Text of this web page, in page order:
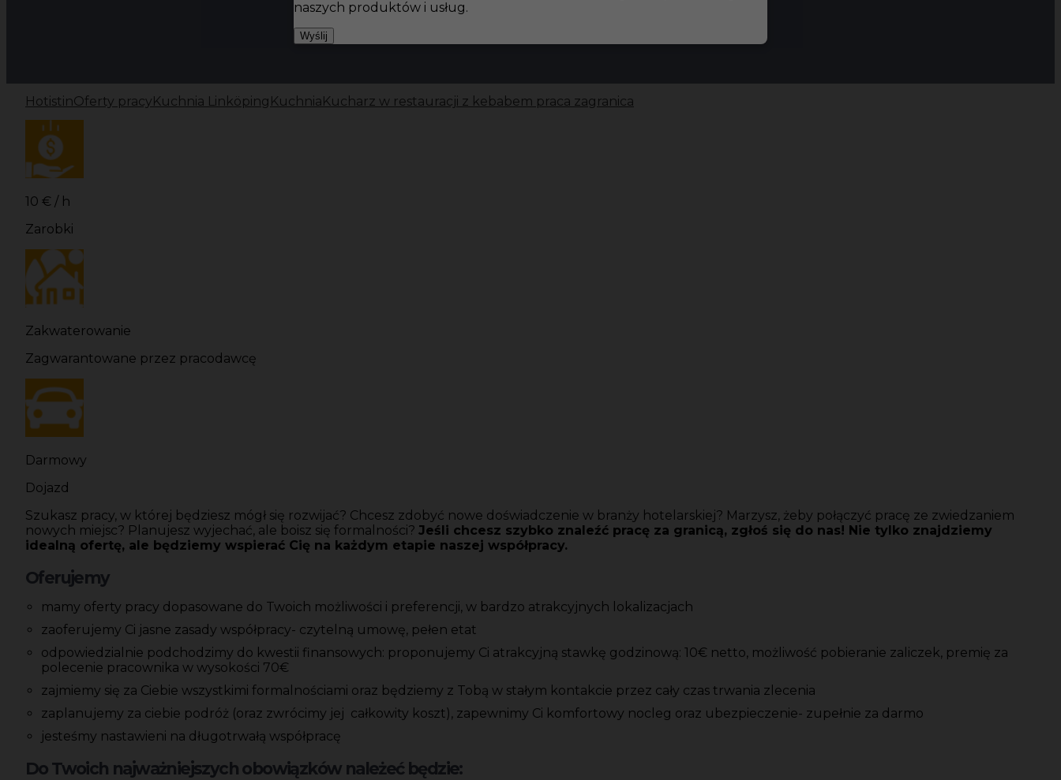
HotistinOferty pracy Kuchnia Linköping Kuchnia Kucharz w restauracji z kebabem praca zagranica
10 € / h
Zarobki
Zakwaterowanie
Zagwarantowane przez pracodawcę
Darmowy
Dojazd
Szukasz pracy, w której będziesz mógł się rozwijać? Chcesz zdobyć nowe doświadczenie w branży hotelarskiej? Marzysz, żeby połączyć pracę ze zwiedzaniem
nowych miejsc? Planujesz wyjechać, ale boisz się formalności? Jeśli chcesz szybko znaleźć pracę za granicą, zgłoś się do nas! Nie tylko znajdziemy
idealną ofertę, ale będziemy wspierać Cię na każdym etapie naszej współpracy.
Oferujemy
mamy oferty pracy dopasowane do Twoich możliwości i preferencji, w bardzo atrakcyjnych lokalizacjach
zaoferujemy Ci jasne zasady współpracy- czytelną umowę, pełen etat
odpowiedzialnie podchodzimy do kwestii finansowych: proponujemy Ci atrakcyjną stawkę godzinową: 10€ netto, możliwość pobieranie zaliczek, premię za
polecenie pracownika w wysokości 70€
zajmiemy się za Ciebie wszystkimi formalnościami oraz będziemy z Tobą w stałym kontakcie przez cały czas trwania zlecenia
zaplanujemy za ciebie podróż (oraz zwrócimy jej całkowity koszt), zapewnimy Ci komfortowy nocleg oraz ubezpieczenie- zupełnie za darmo
jesteśmy nastawieni na długotrwałą współpracę
Do Twoich najważniejszych obowiązków należeć będzie:
naszych produktów i usług.
Wyślij